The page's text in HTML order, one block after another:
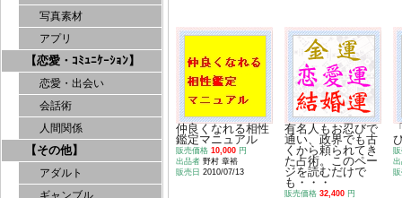
写真素材
アプリ
【恋愛・ｺﾐｭﾆｹｰｼｮﾝ】
恋愛・出会い
会話術
人間関係
【その他】
アダルト
ギャンブル
仲良くなれる相性
鑑定マニュアル
販売価格 10,000 円
出品者 野村 章裕
販売日 2010/07/13
有名人もお忍びで
通い、政界でも古
くから頼られてき
た占術。このペー
ジを読むだけで
も・・・
販売価格 32,400 円